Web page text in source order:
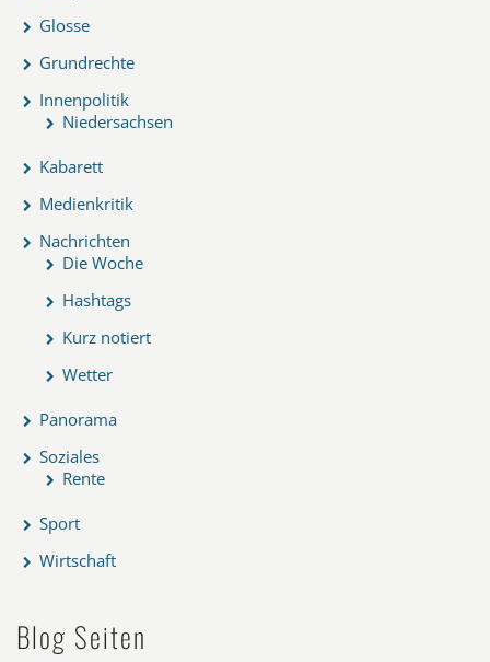
Glosse
Grundrechte
Innenpolitik
Niedersachsen
Kabarett
Medienkritik
Nachrichten
Die Woche
Hashtags
Kurz notiert
Wetter
Panorama
Soziales
Rente
Sport
Wirtschaft
Blog Seiten